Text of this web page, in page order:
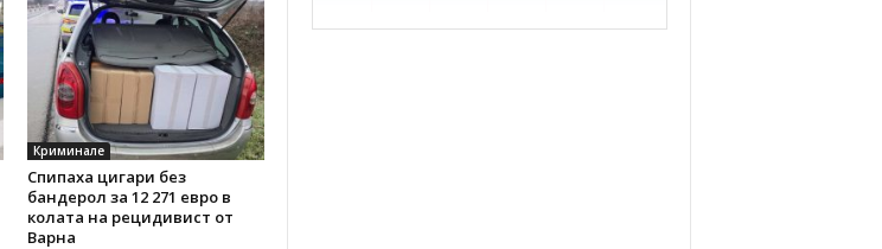
Криминале
Спипаха цигари без
бандерол за 12 271 евро в
колата на рецидивист от
Варна